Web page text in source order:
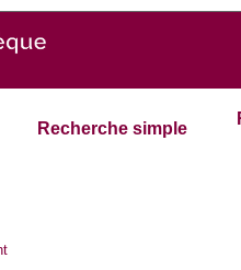
Recherche simple